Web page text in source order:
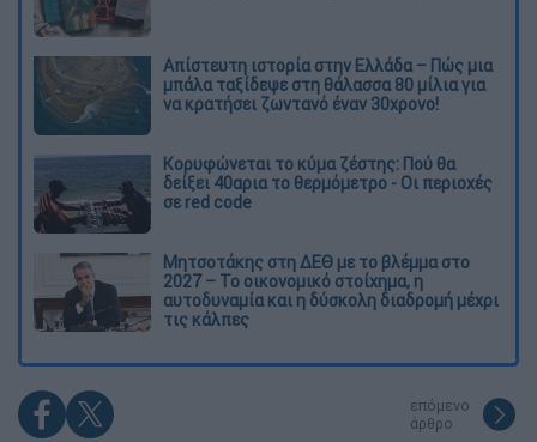
Απίστευτη ιστορία στην Ελλάδα – Πώς μια
μπάλα ταξίδεψε στη θάλασσα 80 μίλια για
να κρατήσει ζωντανό έναν 30χρονο!
Κορυφώνεται το κύμα ζέστης: Πού θα
δείξει 40αρια το θερμόμετρο - Οι περιοχές
σε red code
Μητσοτάκης στη ΔΕΘ με το βλέμμα στο
2027 – Το οικονομικό στοίχημα, η
αυτοδυναμία και η δύσκολη διαδρομή μέχρι
τις κάλπες
επόμενο
άρθρο